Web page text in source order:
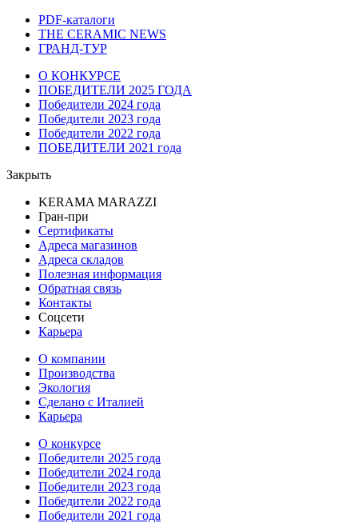
PDF-каталоги
THE CERAMIC NEWS
ГРАНД-ТУР
О КОНКУРСЕ
ПОБЕДИТЕЛИ 2025 ГОДА
Победители 2024 года
Победители 2023 года
Победители 2022 года
ПОБЕДИТЕЛИ 2021 года
Закрыть
KERAMA MARAZZI
Гран-при
Сертификаты
Адреса магазинов
Адреса складов
Полезная информация
Обратная связь
Контакты
Соцсети
Карьера
О компании
Производства
Экология
Сделано с Италией
Карьера
О конкурсе
Победители 2025 года
Победители 2024 года
Победители 2023 года
Победители 2022 года
Победители 2021 года